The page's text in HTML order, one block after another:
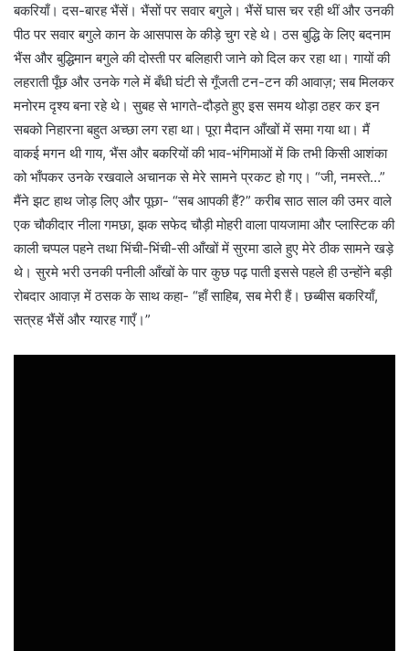
बकरियाँ। दस-बारह भैंसें। भैंसों पर सवार बगुले। भैंसें घास चर रही थीं और उनकी
पीठ पर सवार बगुले कान के आसपास के कीड़े चुग रहे थे। ठस बुद्धि के लिए बदनाम
भैंस और बुद्धिमान बगुले की दोस्ती पर बलिहारी जाने को दिल कर रहा था। गायों की
लहराती पूँछ और उनके गले में बँधी घंटी से गूँजती टन-टन की आवाज़; सब मिलकर
मनोरम दृश्य बना रहे थे। सुबह से भागते-दौड़ते हुए इस समय थोड़ा ठहर कर इन
सबको निहारना बहुत अच्छा लग रहा था। पूरा मैदान आँखों में समा गया था। मैं
वाकई मगन थी गाय, भैंस और बकरियों की भाव-भंगिमाओं में कि तभी किसी आशंका
को भाँपकर उनके रखवाले अचानक से मेरे सामने प्रकट हो गए। “जी, नमस्ते…”
मैंने झट हाथ जोड़ लिए और पूछा- “सब आपकी हैं?” करीब साठ साल की उमर वाले
एक चौकीदार नीला गमछा, झक सफेद चौड़ी मोहरी वाला पायजामा और प्लास्टिक की
काली चप्पल पहने तथा भिंची-भिंची-सी आँखों में सुरमा डाले हुए मेरे ठीक सामने खड़े
थे। सुरमे भरी उनकी पनीली आँखों के पार कुछ पढ़ पाती इससे पहले ही उन्होंने बड़ी
रोबदार आवाज़ में ठसक के साथ कहा- “हाँ साहिब, सब मेरी हैं। छब्बीस बकरियाँ,
सत्रह भैंसें और ग्यारह गाएँ।”